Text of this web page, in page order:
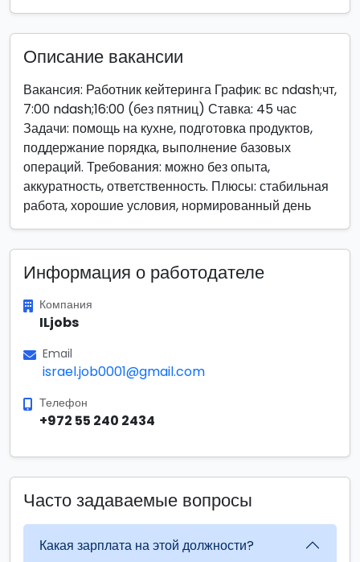
Описание вакансии
Вакансия: Работник кейтеринга График: вс ndash;чт,
7:00 ndash;16:00 (без пятниц) Ставка: 45 час
Задачи: помощь на кухне, подготовка продуктов,
поддержание порядка, выполнение базовых
операций. Требования: можно без опыта,
аккуратность, ответственность. Плюсы: стабильная
работа, хорошие условия, нормированный день
Информация о работодателе
Компания
ILjobs
Email
israel.job0001@gmail.com
Телефон
+972 55 240 2434
Часто задаваемые вопросы
Какая зарплата на этой должности?